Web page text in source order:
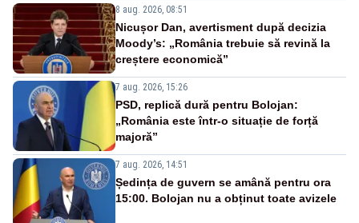
8 aug. 2026, 08:51
Nicușor Dan, avertisment după decizia
Moody’s: „România trebuie să revină la
creștere economică”
7 aug. 2026, 15:26
PSD, replică dură pentru Bolojan:
„România este într-o situație de forță
majoră”
7 aug. 2026, 14:51
Ședința de guvern se amână pentru ora
15:00. Bolojan nu a obținut toate avizele